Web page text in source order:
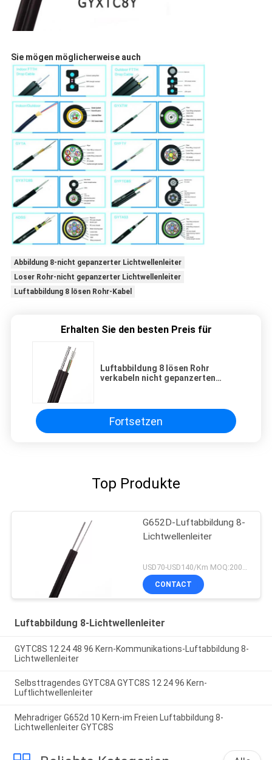
Sie mögen möglicherweise auch
Abbildung 8-nicht gepanzerter Lichtwellenleiter
Loser Rohr-nicht gepanzerter Lichtwellenleiter
Luftabbildung 8 lösen Rohr-Kabel
Erhalten Sie den besten Preis für
Luftabbildung 8 lösen Rohr
verkabeln nicht gepanzerten
Fortsetzen
Top Produkte
G652D-Luftabbildung 8-
Lichtwellenleiter
CONTACT
Luftabbildung 8-Lichtwellenleiter
GYTC8S 12 24 48 96 Kern-Kommunikations-Luftabbildung 8-
Lichtwellenleiter
Selbsttragendes GYTC8A GYTC8S 12 24 96 Kern-
Luftlichtwellenleiter
Mehradriger G652d 10 Kern-im Freien Luftabbildung 8-
Lichtwellenleiter GYTC8S